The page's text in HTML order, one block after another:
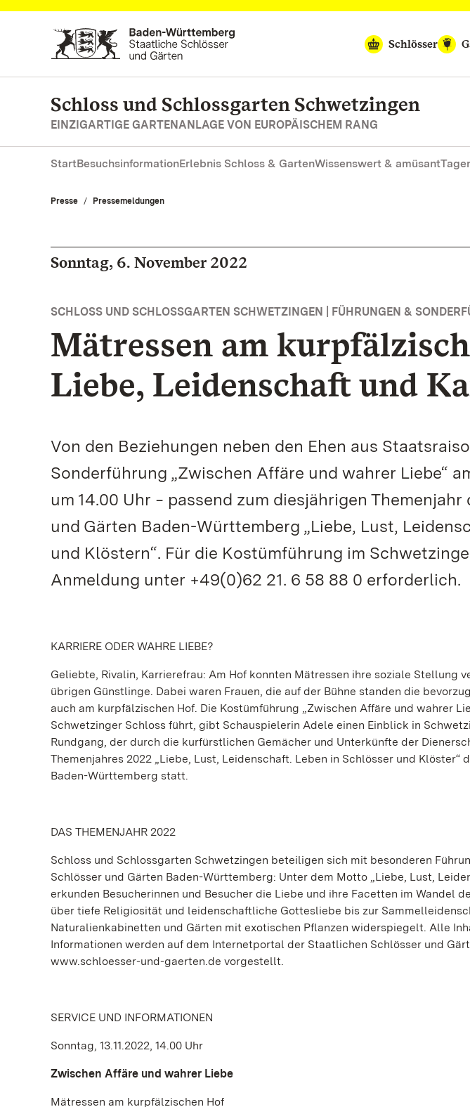
Zum Hauptinhalt springen
Schlösser
Schloss und Schlossgarten Schwetzingen
EINZIGARTIGE GARTENANLAGE VON EUROPÄISCHEM RANG
StartBesuchsinformationErlebnis Schloss & GartenWissenswert & amüsant
Presse Pressemeldungen
Sonntag, 6. November 2022
SCHLOSS UND SCHLOSSGARTEN SCHWETZINGEN | FÜHRUNGEN &
Mätressen am
Liebe, Leidenschaft und
Von den Beziehungen neben den Ehen aus
Sonderführung „Zwischen Affäre und wahrer Liebe“
um 14.00 Uhr ‒ passend zum diesjährigen
und Gärten Baden-Württemberg „Liebe, Lust,
und Klöstern“. Für die Kostümführung im
Anmeldung unter +49(0)62 21. 6 58 88 0 erforderlich.
KARRIERE ODER WAHRE LIEBE?
Geliebte, Rivalin, Karrierefrau: Am Hof konnten Mätressen ihre soziale Stellung
übrigen Günstlinge. Dabei waren Frauen, die auf der Bühne standen die
auch am kurpfälzischen Hof. Die Kostümführung „Zwischen Affäre und wahrer
Schwetzinger Schloss führt, gibt Schauspielerin Adele einen Einblick in
Rundgang, der durch die kurfürstlichen Gemächer und Unterkünfte der
Themenjahres 2022 „Liebe, Lust, Leidenschaft. Leben in Schlösser und Klöster“
Baden-Württemberg statt.
DAS THEMENJAHR 2022
Schloss und Schlossgarten Schwetzingen beteiligen sich mit besonderen
Schlösser und Gärten Baden-Württemberg: Unter dem Motto „Liebe, Lust,
erkunden Besucherinnen und Besucher die Liebe und ihre Facetten im Wandel
über tiefe Religiosität und leidenschaftliche Gottesliebe bis zur
Naturalienkabinetten und Gärten mit exotischen Pflanzen widerspiegelt. Alle
Informationen werden auf dem Internetportal der Staatlichen Schlösser und
www.schloesser-und-gaerten.de vorgestellt.
SERVICE UND INFORMATIONEN
Sonntag, 13.11.2022, 14.00 Uhr
Zwischen Affäre und wahrer Liebe
Mätressen am kurpfälzischen Hof